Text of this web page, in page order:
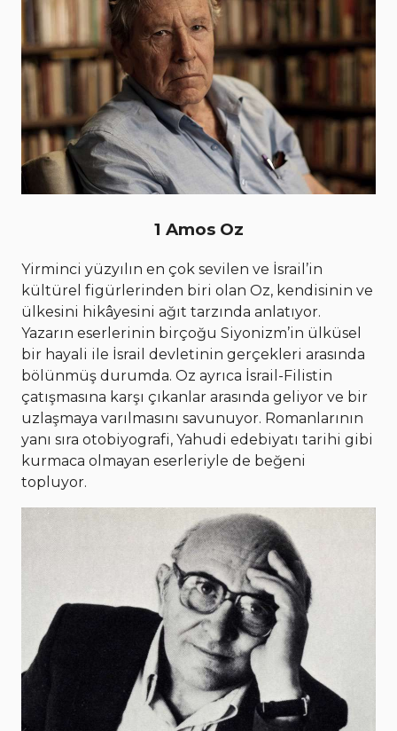
1 Amos Oz
Yirminci yüzyılın en çok sevilen ve İsrail’in
kültürel figürlerinden biri olan Oz, kendisinin ve
ülkesini hikâyesini ağıt tarzında anlatıyor.
Yazarın eserlerinin birçoğu Siyonizm’in ülküsel
bir hayali ile İsrail devletinin gerçekleri arasında
bölünmüş durumda. Oz ayrıca İsrail-Filistin
çatışmasına karşı çıkanlar arasında geliyor ve bir
uzlaşmaya varılmasını savunuyor. Romanlarının
yanı sıra otobiyografi, Yahudi edebiyatı tarihi gibi
kurmaca olmayan eserleriyle de beğeni
topluyor.